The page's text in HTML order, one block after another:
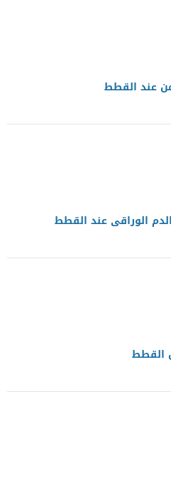
عند القطط
الوراقى عند القطط
القطط